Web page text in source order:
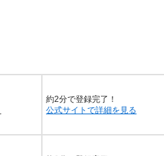
約2分で登録完了！
公式サイトで詳細を見る